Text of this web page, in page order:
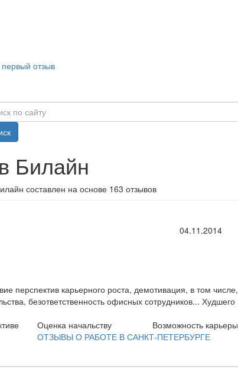
отзыв
Билайн
составлен на основе 163 отзывов
04.11.2014
перспектив карьерного роста, демотивация, в том числе,
безответственность офисных сотрудников... Худшего
Оценка начальству
Возможность карьеры
ОТЗЫВЫ О РАБОТЕ В САНКТ-ПЕТЕРБУРГЕ